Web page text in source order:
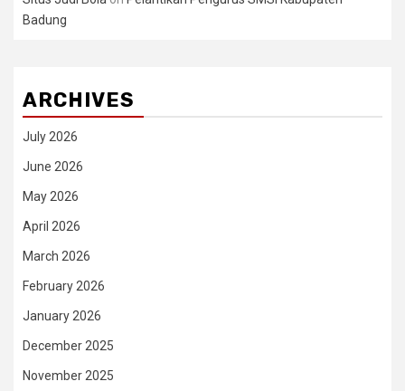
Badung
ARCHIVES
July 2026
June 2026
May 2026
April 2026
March 2026
February 2026
January 2026
December 2025
November 2025